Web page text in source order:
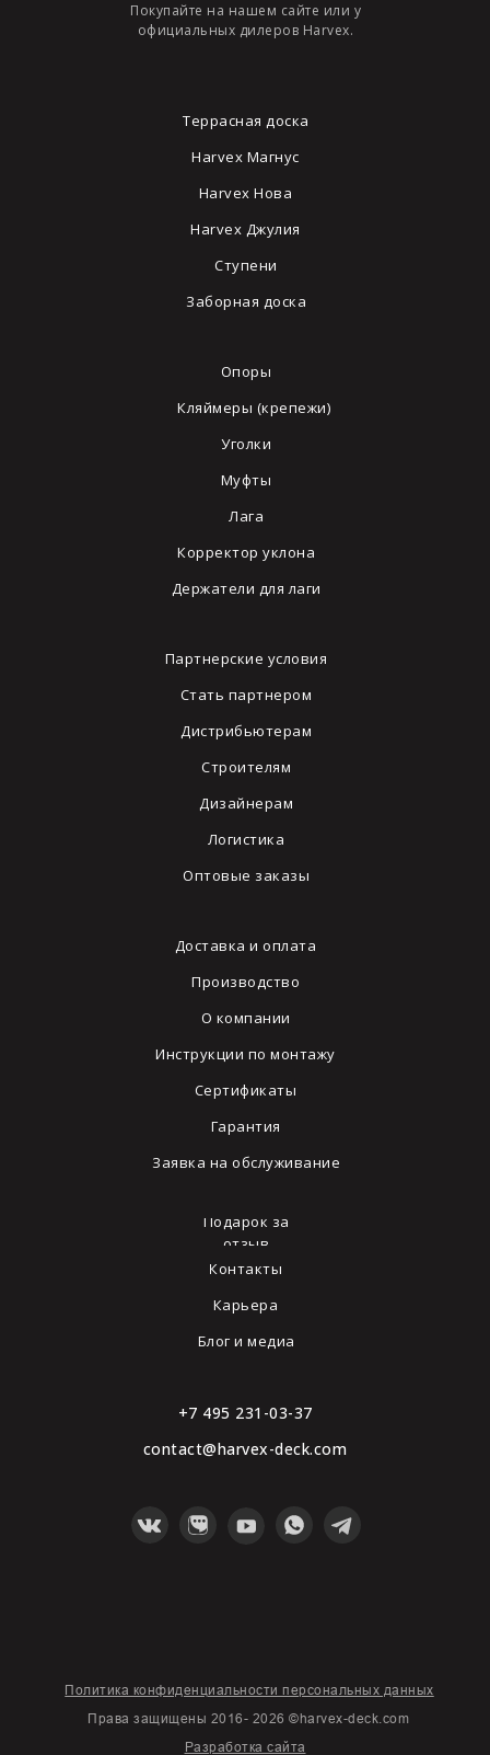
Партнерские условия
Стать партнером
Дистрибьютерам
Строителям
Дизайнерам
Логистика
Оптовые заказы
Террасная доска
Harvex Магнус
Harvex Нова
Harvex Джулия
Ступени
Заборная доска
Политика конфиденциальности персональных данных
Разработка сайта
Права защищены 2016- 2026 ©harvex-deck.com
Опоры
Кляймеры (крепежи)
Уголки
Муфты
Лага
Корректор уклона
Держатели для лаги
Доставка и оплата
Производство
О компании
Инструкции по монтажу
Сертификаты
Гарантия
Заявка на обслуживание
Подарок за
отзыв
Контакты
Карьера
Блог и медиа
+7 495 231-03-37
contact@harvex-deck.com
Покупайте на нашем сайте или у
официальных дилеров Harvex.